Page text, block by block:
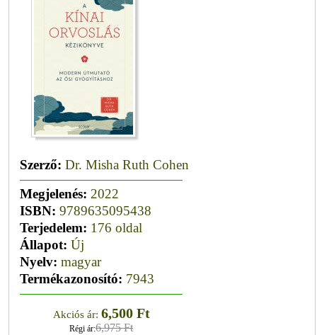
Szerző: Dr. Misha Ruth Cohen
Megjelenés: 2022
ISBN: 9789635095438
Terjedelem: 176 oldal
Állapot: Új
Nyelv: magyar
Termékazonosító: 7943
Akciós ár: 6,500 Ft
Régi ár:6,975 Ft